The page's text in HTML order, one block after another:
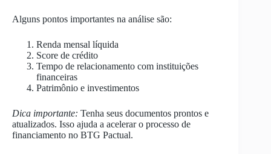
Alguns pontos importantes na análise são:
Renda mensal líquida
Score de crédito
Tempo de relacionamento com instituições
financeiras
Patrimônio e investimentos
Dica importante: Tenha seus documentos prontos e
atualizados. Isso ajuda a acelerar o processo de
financiamento no BTG Pactual.